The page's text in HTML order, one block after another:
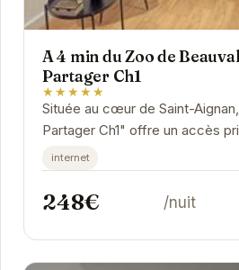
A 4 min du Zoo de
Partager Ch1
★★★★★
Située au cœur de Saint-
Partager Ch1" offre un accès
de Beauval, tout en étant à
internet
248€ /nuit